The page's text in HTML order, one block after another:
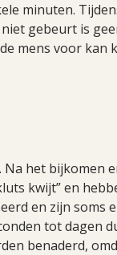
minuten.
gebeurt is
mens voor kan
het bijkomen
kwijt” en
en zijn soms
tot dagen
benaderd,